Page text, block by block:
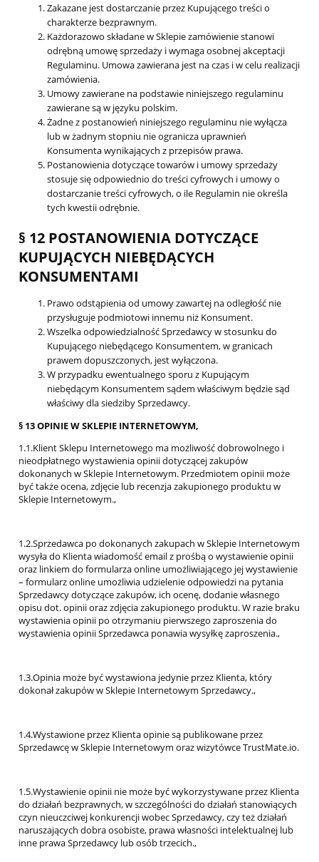
Zakazane jest dostarczanie przez Kupującego treści o
charakterze bezprawnym.
Każdorazowo składane w Sklepie zamówienie stanowi
odrębną umowę sprzedaży i wymaga osobnej akceptacji
Regulaminu. Umowa zawierana jest na czas i w celu realizacji
zamówienia.
Umowy zawierane na podstawie niniejszego regulaminu
zawierane są w języku polskim.
Żadne z postanowień niniejszego regulaminu nie wyłącza
lub w żadnym stopniu nie ogranicza uprawnień
Konsumenta wynikających z przepisów prawa.
Postanowienia dotyczące towarów i umowy sprzedaży
stosuje się odpowiednio do treści cyfrowych i umowy o
dostarczanie treści cyfrowych, o ile Regulamin nie określa
tych kwestii odrębnie.
§ 12 POSTANOWIENIA DOTYCZĄCE
KUPUJĄCYCH NIEBĘDĄCYCH
KONSUMENTAMI
Prawo odstąpienia od umowy zawartej na odległość nie
przysługuje podmiotowi innemu niż Konsument.
Wszelka odpowiedzialność Sprzedawcy w stosunku do
Kupującego niebędącego Konsumentem, w granicach
prawem dopuszczonych, jest wyłączona.
W przypadku ewentualnego sporu z Kupującym
niebędącym Konsumentem sądem właściwym będzie sąd
właściwy dla siedziby Sprzedawcy.
§ 13 OPINIE W SKLEPIE INTERNETOWYM,
1.1.Klient Sklepu Internetowego ma możliwość dobrowolnego i
nieodpłatnego wystawienia opinii dotyczącej zakupów
dokonanych w Sklepie Internetowym. Przedmiotem opinii może
być także ocena, zdjęcie lub recenzja zakupionego produktu w
Sklepie Internetowym.,
1.2.Sprzedawca po dokonanych zakupach w Sklepie Internetowym
wysyła do Klienta wiadomość email z prośbą o wystawienie opinii
oraz linkiem do formularza online umożliwiającego jej wystawienie
– formularz online umożliwia udzielenie odpowiedzi na pytania
Sprzedawcy dotyczące zakupów, ich ocenę, dodanie własnego
opisu dot. opinii oraz zdjęcia zakupionego produktu. W razie braku
wystawienia opinii po otrzymaniu pierwszego zaproszenia do
wystawienia opinii Sprzedawca ponawia wysyłkę zaproszenia.,
1.3.Opinia może być wystawiona jedynie przez Klienta, który
dokonał zakupów w Sklepie Internetowym Sprzedawcy.,
1.4.Wystawione przez Klienta opinie są publikowane przez
Sprzedawcę w Sklepie Internetowym oraz wizytówce TrustMate.io.
1.5.Wystawienie opinii nie może być wykorzystywane przez Klienta
do działań bezprawnych, w szczególności do działań stanowiących
czyn nieuczciwej konkurencji wobec Sprzedawcy, czy też działań
naruszających dobra osobiste, prawa własności intelektualnej lub
inne prawa Sprzedawcy lub osób trzecich.,